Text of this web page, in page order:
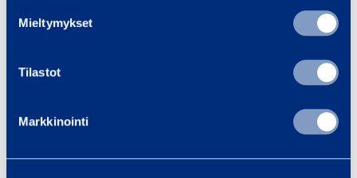
Mieltymykset
Tilastot
Markkinointi
View all trainings